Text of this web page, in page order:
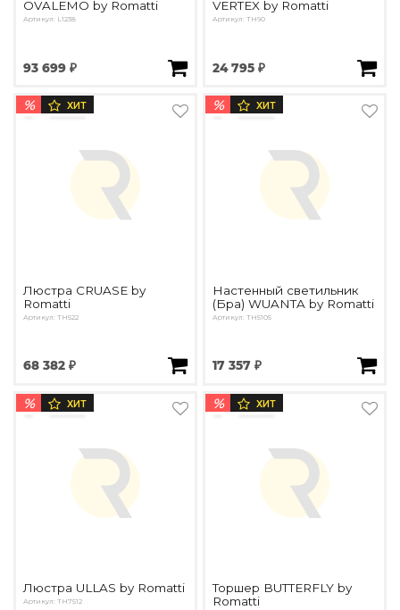
OVALEMO by Romatti
Артикул: L1238
93 699 ₽
VERTEX by Romatti
Артикул: TH90
24 795 ₽
% ХИТ
Люстра CRUASE by
Romatti
Артикул: TH522
68 382 ₽
% ХИТ
Настенный светильник
(Бра) WUANTA by Romatti
Артикул: TH5105
17 357 ₽
% ХИТ
Люстра ULLAS by Romatti
Артикул: TH7512
% ХИТ
Торшер BUTTERFLY by
Romatti